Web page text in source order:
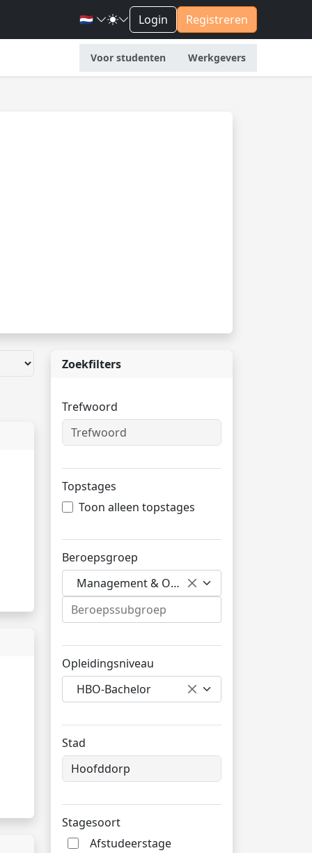
🇳🇱 Login Registreren
Voor studenten Werkgevers
Zoekfilters
Trefwoord
Topstages
Toon alleen topstages
Beroepsgroep
Management & Organisatie
Opleidingsniveau
HBO-Bachelor
Stad
Stagesoort
Afstudeerstage